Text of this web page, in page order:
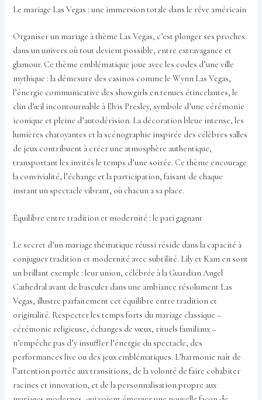
Le mariage Las Vegas : une immersion totale dans le rêve américain
Organiser un mariage à thème Las Vegas, c’est plonger ses proches
dans un univers où tout devient possible, entre extravagance et
glamour. Ce thème emblématique joue avec les codes d’une ville
mythique : la démesure des casinos comme le Wynn Las Vegas,
l’énergie communicative des showgirls en tenues étincelantes, le
clin d’œil incontournable à Elvis Presley, symbole d’une cérémonie
iconique et pleine d’autodérision. La décoration bleue intense, les
lumières chatoyantes et la scénographie inspirée des célèbres salles
de jeux contribuent à créer une atmosphère authentique,
transportant les invités le temps d’une soirée. Ce thème encourage
la convivialité, l’échange et la participation, faisant de chaque
instant un spectacle vibrant, où chacun a sa place.
Équilibre entre tradition et modernité : le pari gagnant
Le secret d’un mariage thématique réussi réside dans la capacité à
conjuguer tradition et modernité avec subtilité. Lily et Kam en sont
un brillant exemple : leur union, célébrée à la Guardian Angel
Cathedral avant de basculer dans une ambiance résolument Las
Vegas, illustre parfaitement cet équilibre entre tradition et
originalité. Respecter les temps forts du mariage classique –
cérémonie religieuse, échanges de vœux, rituels familiaux –
n’empêche pas d’y insuffler l’énergie du spectacle, des
performances live ou des jeux emblématiques. L’harmonie naît de
l’attention portée aux transitions, de la volonté de faire cohabiter
racines et innovation, et de la personnalisation propre aux